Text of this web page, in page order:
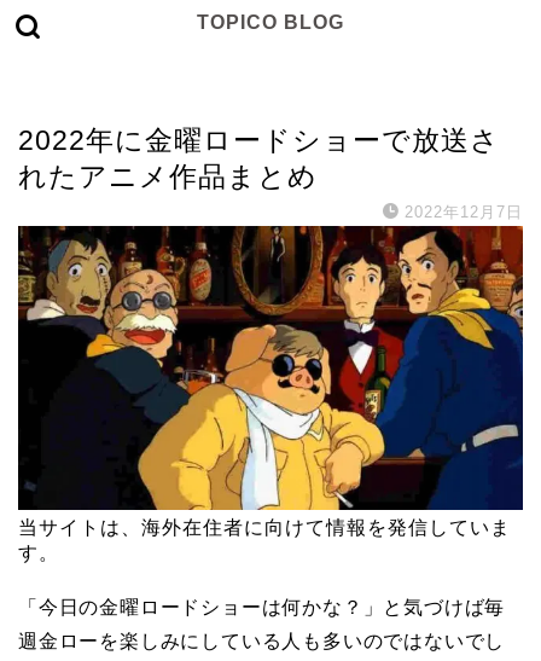
TOPICO BLOG
2022年に金曜ロードショーで放送さ
れたアニメ作品まとめ
2022年12月7日
当サイトは、海外在住者に向けて情報を発信していま
す。
「今日の金曜ロードショーは何かな？」と気づけば毎
週金ローを楽しみにしている人も多いのではないでし